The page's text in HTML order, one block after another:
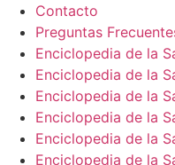
Contacto
Preguntas
Enciclopedia de la
Enciclopedia de la
Enciclopedia de la
Enciclopedia de la
Enciclopedia de la
Enciclopedia de la